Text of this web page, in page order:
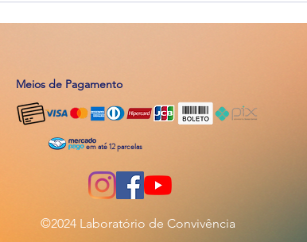
Meios de Pagamento
em até 12 parcelas
©2024 Laboratório de Convivência